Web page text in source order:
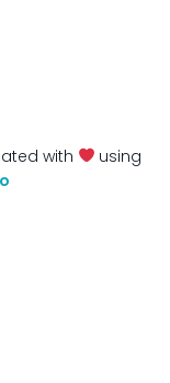
with
using